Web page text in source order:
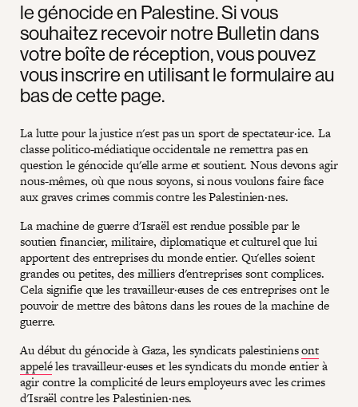
le génocide en Palestine. Si vous
souhaitez recevoir notre Bulletin dans
votre boîte de réception, vous pouvez
vous inscrire en utilisant le formulaire au
bas de cette page.
La lutte pour la justice n'est pas un sport de spectateur·ice. La
classe politico-médiatique occidentale ne remettra pas en
question le génocide qu'elle arme et soutient. Nous devons agir
nous-mêmes, où que nous soyons, si nous voulons faire face
aux graves crimes commis contre les Palestinien·nes.
La machine de guerre d'Israël est rendue possible par le
soutien financier, militaire, diplomatique et culturel que lui
apportent des entreprises du monde entier. Qu'elles soient
grandes ou petites, des milliers d'entreprises sont complices.
Cela signifie que les travailleur·euses de ces entreprises ont le
pouvoir de mettre des bâtons dans les roues de la machine de
guerre.
Au début du génocide à Gaza, les syndicats palestiniensont
appeléles travailleur·euses et les syndicats du monde entier à
agir contre la complicité de leurs employeurs avec les crimes
d'Israël contre les Palestinien·nes.